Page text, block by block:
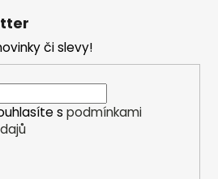
či slevy!
s podmínkami